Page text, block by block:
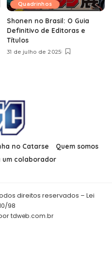
Quadrinhos
Shonen no Brasil: O Guia
Definitivo de Editoras e
Títulos
31 de julho de 2025
no Catarse
Quem somos
um colaborador
direitos reservados – Lei
98
tdweb.com.br